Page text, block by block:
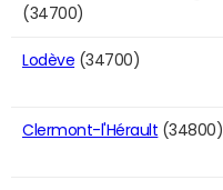
(34700)
Lodève (34700)
Clermont-l'Hérault (34800)